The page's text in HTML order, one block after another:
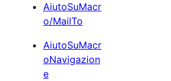
AiutoSuMacr
o/MailTo
AiutoSuMacr
oNavigazion
e